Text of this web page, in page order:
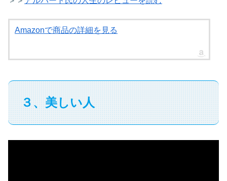
Amazonで商品の詳細を見る
３、美しい人